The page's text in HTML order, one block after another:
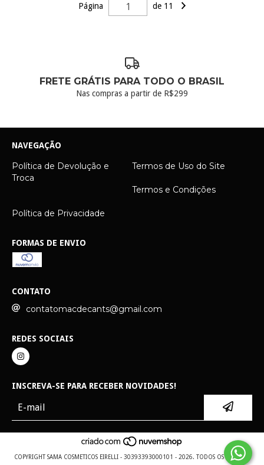
Página de 11
FRETE GRÁTIS PARA TODO O BRASIL
Nas compras a partir de R$299
NAVEGAÇÃO
Política de Devolução e
Troca
Termos de Uso do Site
Termos e Condições
Política de Privacidade
FORMAS DE ENVIO
CONTATO
contatomacdecants@gmail.com
REDES SOCIAIS
INSCREVA-SE PARA RECEBER NOVIDADES!
COPYRIGHT SAMA COSMETICOS EIRELLI - 30393393000101 - 2026. TODOS OS DIREITOS